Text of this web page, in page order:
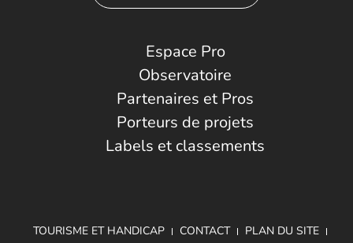
Espace Pro
Observatoire
Partenaires et Pros
Porteurs de projets
Labels et classements
TOURISME ET HANDICAP CONTACT
PLAN DU SITE